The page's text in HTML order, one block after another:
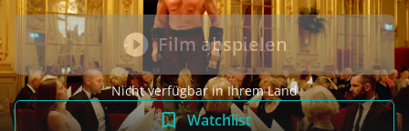
Film abspielen
Nicht verfügbar in Ihrem Land
Watchlist